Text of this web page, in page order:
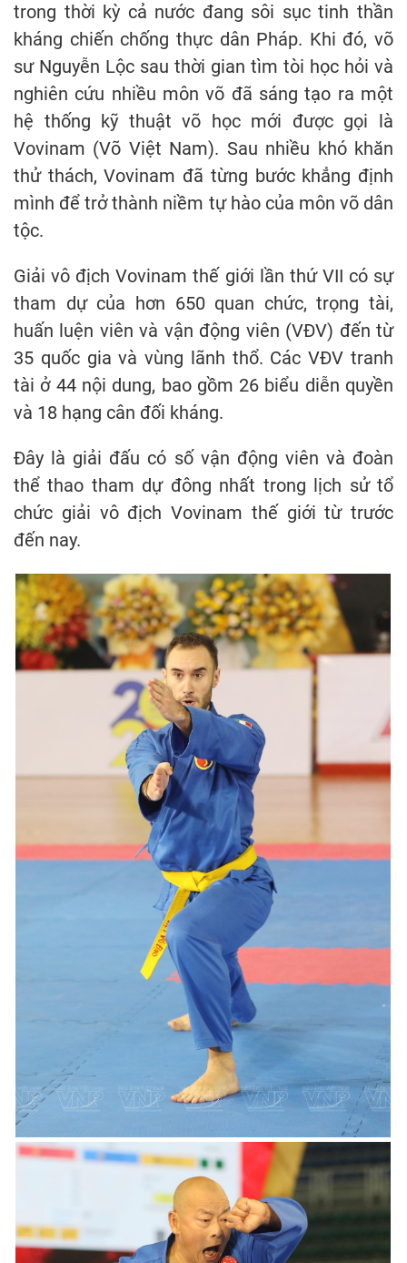
trong thời kỳ cả nước đang sôi sục tinh thần
kháng chiến chống thực dân Pháp. Khi đó, võ
sư Nguyễn Lộc sau thời gian tìm tòi học hỏi và
nghiên cứu nhiều môn võ đã sáng tạo ra một
hệ thống kỹ thuật võ học mới được gọi là
Vovinam (Võ Việt Nam). Sau nhiều khó khăn
thử thách, Vovinam đã từng bước khẳng định
mình để trở thành niềm tự hào của môn võ dân
tộc.
Giải vô địch Vovinam thế giới lần thứ VII có sự
tham dự của hơn 650 quan chức, trọng tài,
huấn luện viên và vận động viên (VĐV) đến từ
35 quốc gia và vùng lãnh thổ. Các VĐV tranh
tài ở 44 nội dung, bao gồm 26 biểu diễn quyền
và 18 hạng cân đối kháng.
Đây là giải đấu có số vận động viên và đoàn
thể thao tham dự đông nhất trong lịch sử tổ
chức giải vô địch Vovinam thế giới từ trước
đến nay.